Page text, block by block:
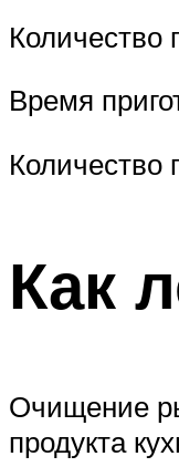
Количество
Время
Количество
Как
Очищение
продукта